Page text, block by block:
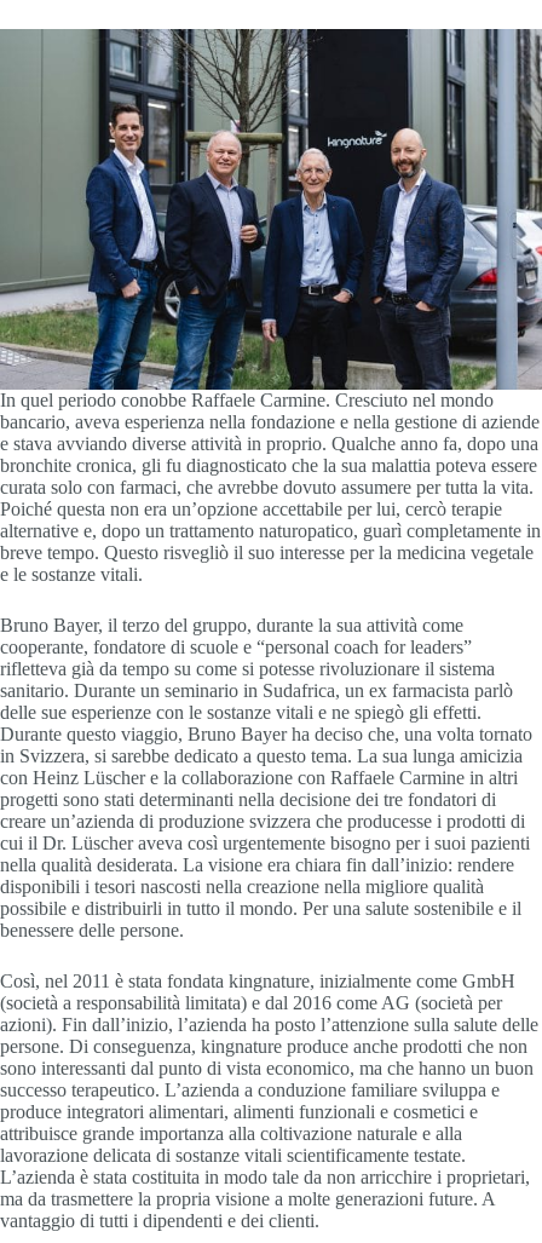
In quel periodo conobbe Raffaele Carmine. Cresciuto nel mondo
bancario, aveva esperienza nella fondazione e nella gestione di aziende
e stava avviando diverse attività in proprio. Qualche anno fa, dopo una
bronchite cronica, gli fu diagnosticato che la sua malattia poteva essere
curata solo con farmaci, che avrebbe dovuto assumere per tutta la vita.
Poiché questa non era un’opzione accettabile per lui, cercò terapie
alternative e, dopo un trattamento naturopatico, guarì completamente in
breve tempo. Questo risvegliò il suo interesse per la medicina vegetale
e le sostanze vitali.
Bruno Bayer, il terzo del gruppo, durante la sua attività come
cooperante, fondatore di scuole e “personal coach for leaders”
rifletteva già da tempo su come si potesse rivoluzionare il sistema
sanitario. Durante un seminario in Sudafrica, un ex farmacista parlò
delle sue esperienze con le sostanze vitali e ne spiegò gli effetti.
Durante questo viaggio, Bruno Bayer ha deciso che, una volta tornato
in Svizzera, si sarebbe dedicato a questo tema. La sua lunga amicizia
con Heinz Lüscher e la collaborazione con Raffaele Carmine in altri
progetti sono stati determinanti nella decisione dei tre fondatori di
creare un’azienda di produzione svizzera che producesse i prodotti di
cui il Dr. Lüscher aveva così urgentemente bisogno per i suoi pazienti
nella qualità desiderata. La visione era chiara fin dall’inizio: rendere
disponibili i tesori nascosti nella creazione nella migliore qualità
possibile e distribuirli in tutto il mondo. Per una salute sostenibile e il
benessere delle persone.
Così, nel 2011 è stata fondata kingnature, inizialmente come GmbH
(società a responsabilità limitata) e dal 2016 come AG (società per
azioni). Fin dall’inizio, l’azienda ha posto l’attenzione sulla salute delle
persone. Di conseguenza, kingnature produce anche prodotti che non
sono interessanti dal punto di vista economico, ma che hanno un buon
successo terapeutico. L’azienda a conduzione familiare sviluppa e
produce integratori alimentari, alimenti funzionali e cosmetici e
attribuisce grande importanza alla coltivazione naturale e alla
lavorazione delicata di sostanze vitali scientificamente testate.
L’azienda è stata costituita in modo tale da non arricchire i proprietari,
ma da trasmettere la propria visione a molte generazioni future. A
vantaggio di tutti i dipendenti e dei clienti.